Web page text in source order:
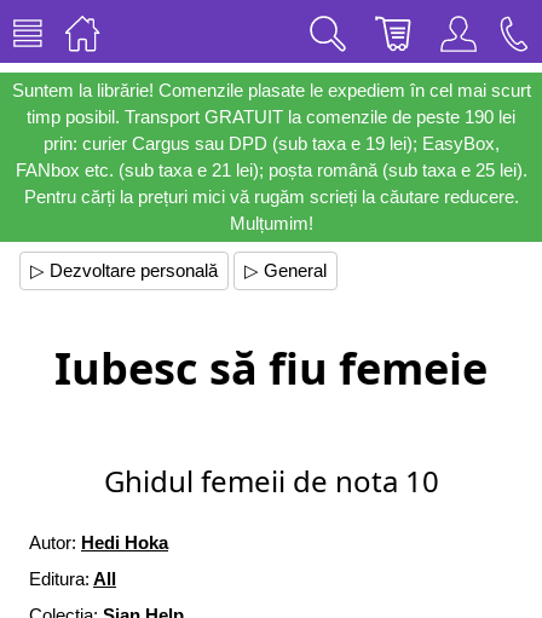
Suntem la librărie! Comenzile plasate le expediem în cel mai scurt
timp posibil. Transport GRATUIT la comenzile de peste 190 lei
prin: curier Cargus sau DPD (sub taxa e 19 lei); EasyBox,
FANbox etc. (sub taxa e 21 lei); poșta română (sub taxa e 25 lei).
Pentru cărți la prețuri mici vă rugăm scrieți la căutare reducere.
Mulțumim!
▷ Dezvoltare personală ▷ General
Iubesc să fiu femeie
Ghidul femeii de nota 10
Autor: Hedi Hoka
Editura: All